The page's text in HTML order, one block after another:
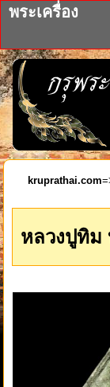
พระเครื่อง
kruprathai.com
หลวงปูทิม